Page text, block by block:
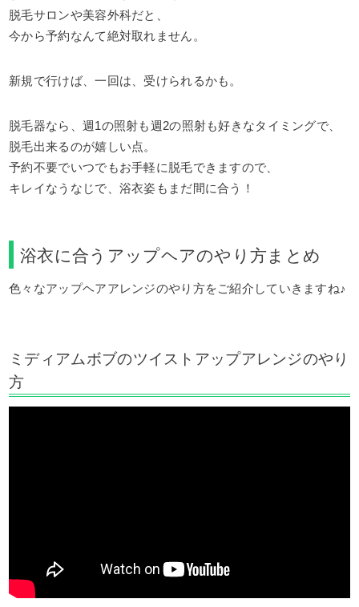
脱毛サロンや美容外科だと、
今から予約なんて絶対取れません。
新規で行けば、一回は、受けられるかも。
脱毛器なら、週1の照射も週2の照射も好きなタイミングで、
脱毛出来るのが嬉しい点。
予約不要でいつでもお手軽に脱毛できますので、
キレイなうなじで、浴衣姿もまだ間に合う！
浴衣に合うアップヘアのやり方まとめ
色々なアップヘアアレンジのやり方をご紹介していきますね♪
ミディアムボブのツイストアップアレンジのやり
方